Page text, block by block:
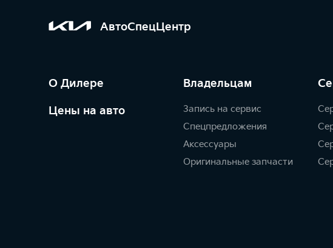
АвтоСпецЦентр
О Дилере
Цены на авто
Владельцам
Запись на сервис
Спецпредложения
Аксессуары
Оригинальные запчасти